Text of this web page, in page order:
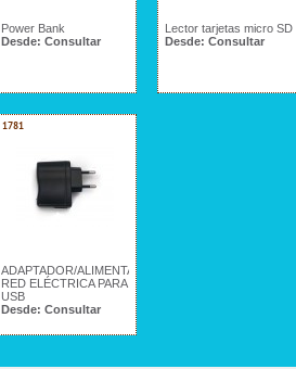
Power Bank
Desde: Consultar
Lector tarjetas micro SD
Desde: Consultar
1781
ADAPTADOR/ALIMENTADOR
RED ELÉCTRICA PARA
USB
Desde: Consultar